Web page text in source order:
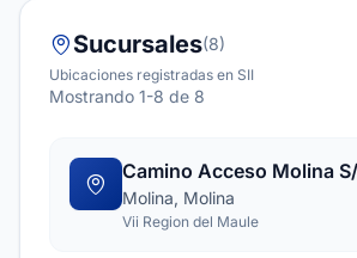
Sucursales(8)
Ubicaciones registradas en SII
Mostrando 1-8 de 8
Camino Acceso Molina
Molina, Molina
Vii Region del Maule